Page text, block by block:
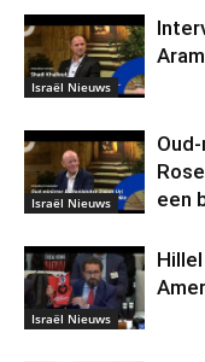
Israël Nieuws
Israël Nieuws
een
Israël Nieuws